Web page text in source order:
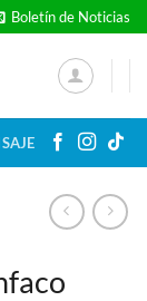
Boletín de Noticias